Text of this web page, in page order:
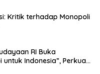
Kritik terhadap Monopoli
RI Buka
Indonesia”, Perkuat